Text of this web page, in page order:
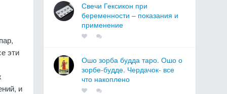
эти
и
Свечи Гексикон при
беременности – показания и
применение
Ошо зорба будда таро. Ошо о
зорбе-будде. Чердачок- все
что накоплено